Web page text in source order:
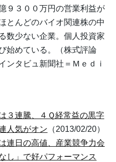
９３００万円の営業利益が
とんどのバイオ関連株の中
数少ない企業。個人投資家
始めている。（株式評論
ンタビュ新聞社＝Ｍｅｄｉ
３連騰、４Ｑ経常益の黒字
人気がオン （2013/02/20）
連日の高値、産業競争力会
し」で好パフォーマンス